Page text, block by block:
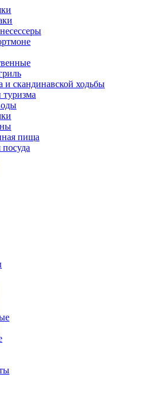
и скандинавской ходьбы
туризма
пища
посуда